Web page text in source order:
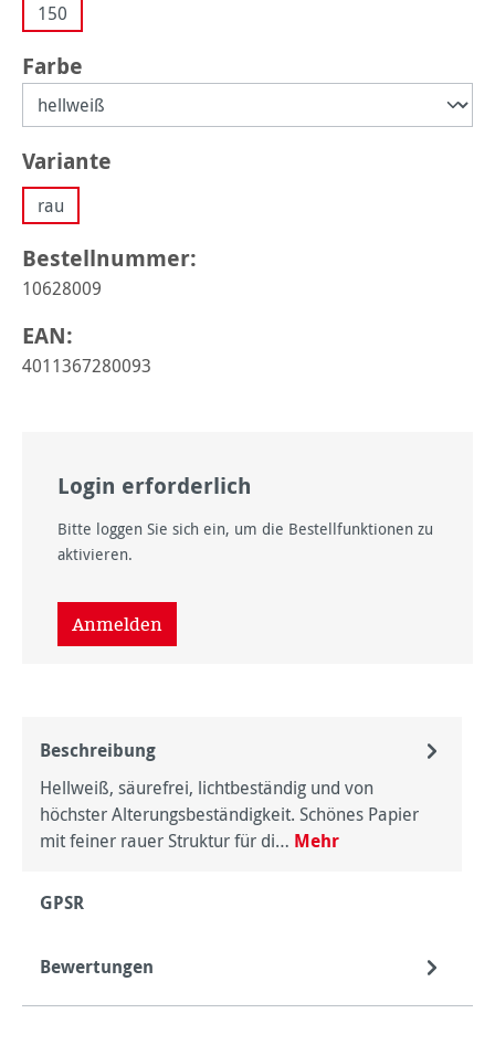
150
Farbe
Variante
rau
Bestellnummer:
10628009
EAN:
4011367280093
Login erforderlich
Bitte loggen Sie sich ein, um die Bestellfunktionen zu
aktivieren.
Anmelden
Beschreibung
Hellweiß, säurefrei, lichtbeständig und von
höchster Alterungsbeständigkeit. Schönes Papier
mit feiner rauer Struktur für di… Mehr
GPSR
Bewertungen